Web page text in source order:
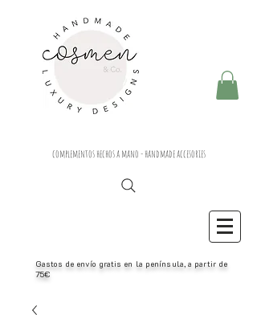
complementos hechos a mano - handmade accesories
Gastos de envío gratis en la península, a partir de
75€